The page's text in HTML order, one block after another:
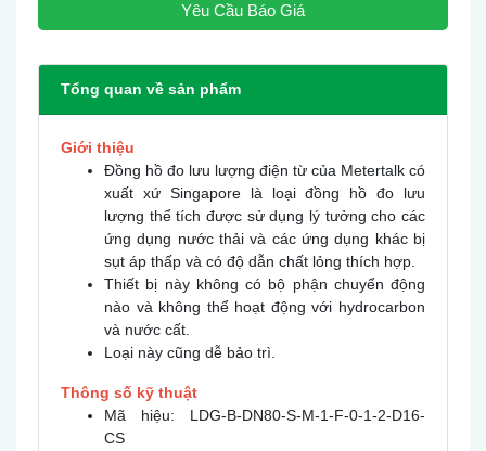
Yêu Cầu Báo Giá
Tổng quan về sản phẩm
Giới thiệu
Đồng hồ đo lưu lượng điện từ của Metertalk có
xuất xứ Singapore là loại đồng hồ đo lưu
lượng thể tích được sử dụng lý tưởng cho các
ứng dụng nước thải và các ứng dụng khác bị
sụt áp thấp và có độ dẫn chất lỏng thích hợp.
Thiết bị này không có bộ phận chuyển động
nào và không thể hoạt động với hydrocarbon
và nước cất.
Loại này cũng dễ bảo trì.
Thông số kỹ thuật
Mã hiệu: LDG-B-DN80-S-M-1-F-0-1-2-D16-
CS